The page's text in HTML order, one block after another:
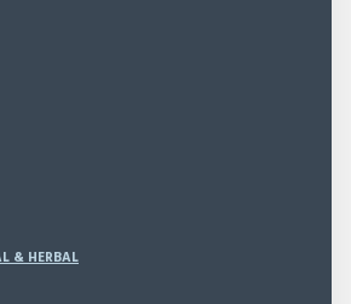
& HERBAL
Write a review